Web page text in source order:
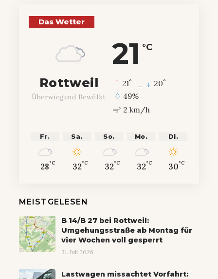
Das Wetter
21 °C
Rottweil
Überwiegend Bewölkt
21° 20°
49%
2 km/h
Fr.
28°C
Sa.
32°C
So.
32°C
Mo.
32°C
Di.
30°C
MEISTGELESEN
B 14/B 27 bei Rottweil:
Umgehungsstraße ab Montag für
vier Wochen voll gesperrt
31. Juli 2026
Lastwagen missachtet Vorfahrt: